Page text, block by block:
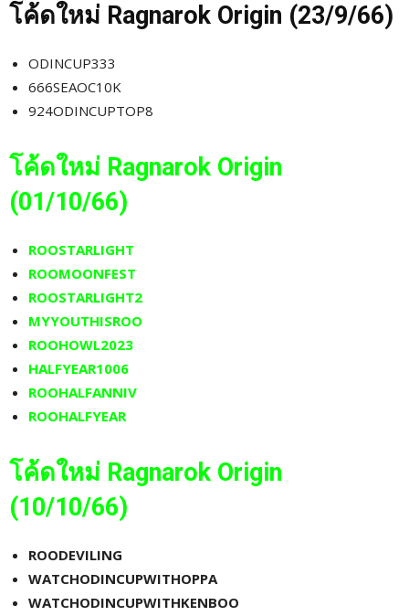
โค้ดใหม่ Ragnarok Origin (23/9/66)
ODINCUP333
666SEAOC10K
924ODINCUPTOP8
โค้ดใหม่ Ragnarok Origin
(01/10/66)
ROOSTARLIGHT
ROOMOONFEST
ROOSTARLIGHT2
MYYOUTHISROO
ROOHOWL2023
HALFYEAR1006
ROOHALFANNIV
ROOHALFYEAR
โค้ดใหม่ Ragnarok Origin
(10/10/66)
ROODEVILING
WATCHODINCUPWITHOPPA
WATCHODINCUPWITHKENBOO